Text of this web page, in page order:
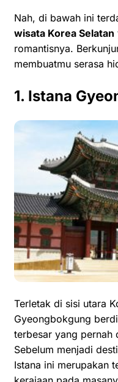
Nah, di bawah ini
wisata Korea Selatan
romantisnya.
membuatmu serasa
1. Istana
Terletak di sisi utara
Gyeongbokgung
terbesar yang pernah
Sebelum menjadi
Istana ini merupakan